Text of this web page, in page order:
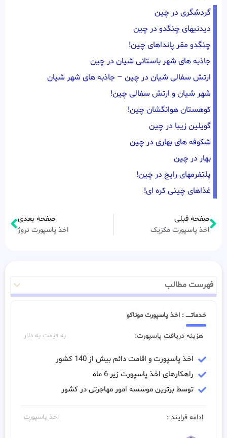
گردشگری در چین
دیدنیهای چنگدو در چین
چنگدو مقر پانداهای چین!
جاذبه های شهر باستانی شیان در چین
ارتش سفالی شیان در چین – جاذبه های شهر شیان
شهر شیان و ارتش سفالی چین!
کوهستان هوانگشان چین!
گویلین زیبا در چین
شکوفه های بهاری در چین
بهار در چین
پلتفرمهای رایج در چین!
غذاهای چینی کره ای!
صفحه قبلی
اخذ پاسپورت مکزیک
صفحه بعدی
اخذ پاسپورت نروژ
فهرست مطالب
خدماتـــــ : اخذ پاسپورت موناکو
هزینه دریافت پاسپورت: به قیمت به دلار
اخذ پاسپورت و اقامت دائم بیش از 140 کشور
راهکارهای اخذ پاسپورت زیر 6 ماه
توسط برترین موسسه امور مهاجرتی در کشور
ادامه فرایند : اخذ پاسپورت